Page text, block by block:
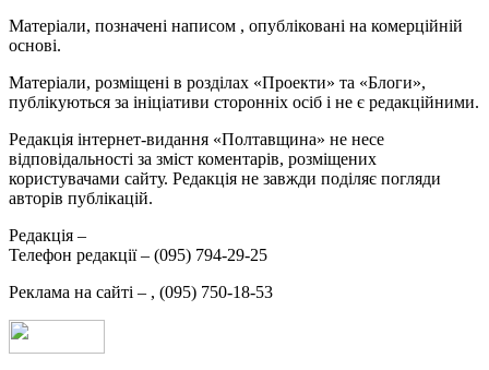
Матеріали, позначені написом , опубліковані на комерційній
основі.
Матеріали, розміщені в розділах «Проекти» та «Блоги»,
публікуються за ініціативи сторонніх осіб і не є редакційними.
Редакція інтернет-видання «Полтавщина» не несе
відповідальності за зміст коментарів, розміщених
користувачами сайту. Редакція не завжди поділяє погляди
авторів публікацій.
Редакція –
Телефон редакції – (095) 794-29-25
Реклама на сайті – , (095) 750-18-53